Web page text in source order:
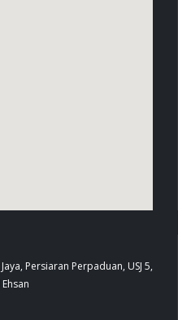
Persiaran Perpaduan, USJ 5,